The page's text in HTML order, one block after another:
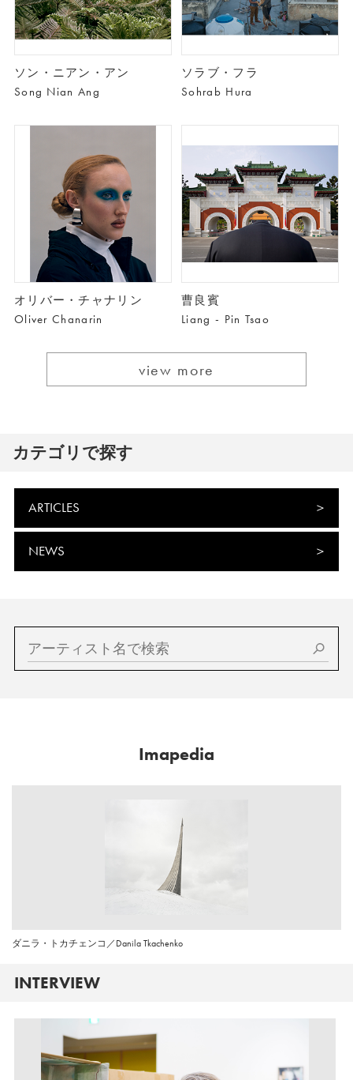
ソン・ニアン・アン
Song Nian Ang
ソラブ・フラ
Sohrab Hura
オリバー・チャナリン
Oliver Chanarin
曹良賓
Liang - Pin Tsao
view more
カテゴリで探す
ARTICLES
NEWS
Imapedia
ダニラ・トカチェンコ／Danila Tkachenko
INTERVIEW